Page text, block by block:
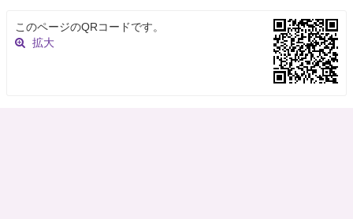
このページのQRコードです。
拡大